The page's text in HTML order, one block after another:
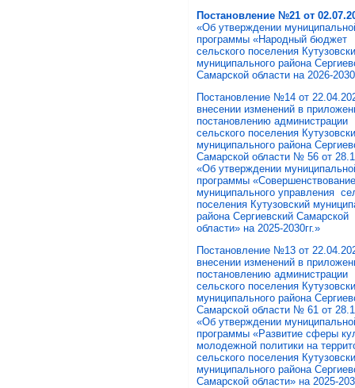
Постановление №21 от
«Об утверждении
программы «Народный бюджет
сельского поселения
муниципального района
Самарской области на 2026-
Постановление №14 от
внесении изменений в
постановлению администрации
сельского поселения
муниципального района
Самарской области № 56 от
«Об утверждении
программы «Совершенствование
муниципального управления
поселения Кутузовский
района Сергиевский Самарской
области» на 2025-2030гг.»
Постановление №13 от
внесении изменений в
постановлению администрации
сельского поселения
муниципального района
Самарской области № 61 от
«Об утверждении
программы «Развитие сферы
молодежной политики на
сельского поселения
муниципального района
Самарской области» на 2025-